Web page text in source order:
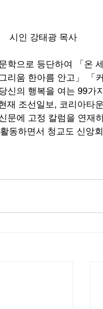
시인 강태광 목사
학으로 등단하여 「온
리움 한아름 안고」 「
신의 행복을 여는 99가
재 조선일보, 코리아타
문에 고정 칼럼을 연재
동하면서 청교도 신앙